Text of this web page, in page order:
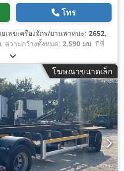
โทร
เลขเครื่องจักร/ยานพาหนะ: 2652,
, ความกว้างทั้งหมด: 2,590 มม, ปีที่
9,200 กก.
โฆษณาขนาดเล็ก